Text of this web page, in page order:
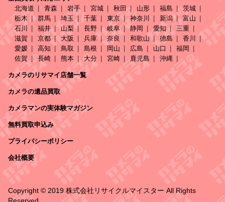
北海道
青森 岩手 宮城 秋田 山形 福島
茨城
栃木
群馬 埼玉 千葉 東京 神奈川 新潟
富山
石川
福井 山梨 長野 岐阜 静岡 愛知
三重
滋賀
京都 大阪 兵庫 奈良 和歌山 徳島
香川
愛媛
高知 鳥取 島根 岡山 広島 山口
福岡
佐賀
長崎 熊本 大分 宮崎 鹿児島 沖縄
カメラのリサマイ店舗一覧
カメラの遺品買取
カメラマンの実体験マガジン
無料買取申込み
プライバシーポリシー
会社概要
Copyright © 2019 株式会社リサイクルマイスター All Rights